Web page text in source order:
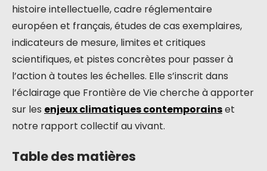
histoire intellectuelle, cadre réglementaire
européen et français, études de cas exemplaires,
indicateurs de mesure, limites et critiques
scientifiques, et pistes concrètes pour passer à
l’action à toutes les échelles. Elle s’inscrit dans
l’éclairage que Frontière de Vie cherche à apporter
sur les enjeux climatiques contemporainset
notre rapport collectif au vivant.
Table des matières